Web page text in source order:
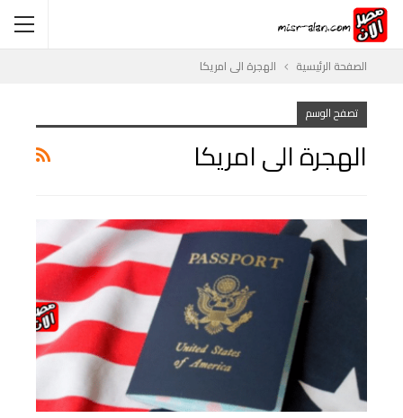
الصفحة الرئيسية الهجرة الى امريكا
تصفح الوسم
الهجرة الى امريكا